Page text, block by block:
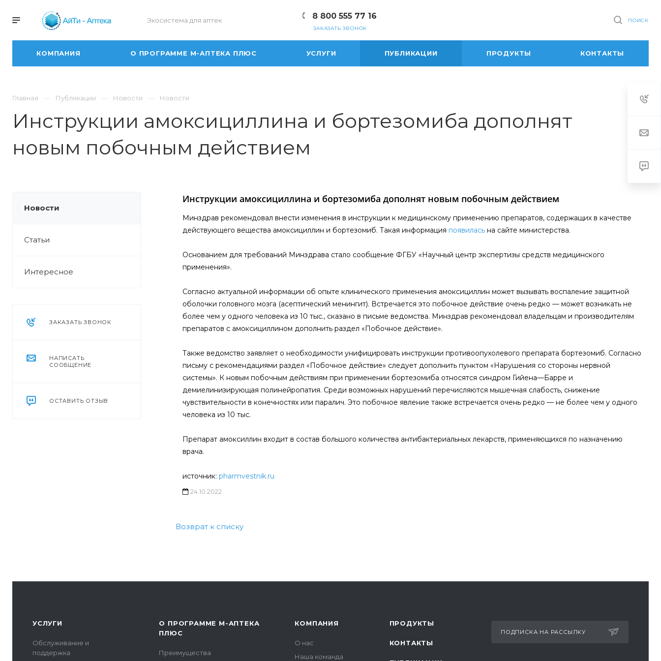
Экосистема для аптек 8 800 555 77 16
ЗАКАЗАТЬ ЗВОНОК
ПОИСК
КОМПАНИЯ О ПРОГРАММЕ М-АПТЕКА ПЛЮС УСЛУГИ ПУБЛИКАЦИИ ПРОДУКТЫ КОНТАКТЫ
Главная Публикации Новости Новости
Инструкции амоксициллина и бортезомиба дополнят
новым побочным действием
Новости
Статьи
Интересное
ЗАКАЗАТЬ ЗВОНОК
НАПИСАТЬ
СООБЩЕНИЕ
ОСТАВИТЬ ОТЗЫВ
Инструкции амоксициллина и бортезомиба дополнят новым побочным действием
Минздрав рекомендовал внести изменения в инструкции к медицинскому применению препаратов, содержащих в качестве
действующего вещества амоксициллин и бортезомиб. Такая информация появиласьна сайте министерства.
Основанием для требований Минздрава стало сообщение ФГБУ «Научный центр экспертизы средств медицинского
применения».
Согласно актуальной информации об опыте клинического применения амоксициллин может вызывать воспаление защитной
оболочки головного мозга (асептический менингит). Встречается это побочное действие очень редко — может возникать не
более чем у одного человека из 10 тыс., сказано в письме ведомства. Минздрав рекомендовал владельцам и производителям
препаратов с амоксициллином дополнить раздел «Побочное действие».
Также ведомство заявляет о необходимости унифицировать инструкции противоопухолевого препарата бортезомиб. Согласно
письму с рекомендациями раздел «Побочное действие» следует дополнить пунктом «Нарушения со стороны нервной
системы». К новым побочным действиям при применении бортезомиба относятся синдром Гийена—Барре и
демиелинизирующая полинейропатия. Среди возможных нарушений перечисляются мышечная слабость, снижение
чувствительности в конечностях или паралич. Это побочное явление также встречается очень редко — не более чем у одного
человека из 10 тыс.
Препарат амоксиллин входит в состав большого количества антибактериальных лекарств, применяющихся по назначению
врача.
источник: pharmvestnik.ru
24.10.2022
Возврат к списку
УСЛУГИ
Обслуживание и
поддержка
О ПРОГРАММЕ М-АПТЕКА
ПЛЮС
Преимущества
КОМПАНИЯ
О нас
Наша команда
ПРОДУКТЫ
КОНТАКТЫ
ПОДПИСКА НА РАССЫЛКУ